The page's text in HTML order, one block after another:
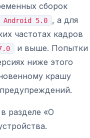
сборок
Android 5.0
, а для
частотах кадров
и выше. Попытки
ниже этого
крашу
в разделе «О